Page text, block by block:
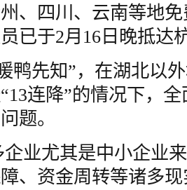
、四川、云南等地
已于2月16日晚抵达
鸭先知”，在湖北以
连降”的情况下，
题。
业尤其是中小企业
、资金周转等诸多